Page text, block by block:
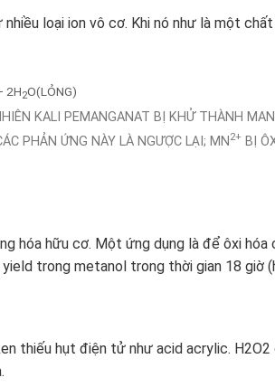
loại ion vô cơ. Khi nó như là một
2H2O(LỎNG)
KALI PEMANGANAT BỊ KHỬ THÀNH
PHẢN ỨNG NÀY LÀ NGƯỢC LẠI; MN2+ BỊ
hóa hữu cơ. Một ứng dụng là để ôxi
trong metanol trong thời gian 18 giờ
thiếu hụt điện tử như acid acrylic.